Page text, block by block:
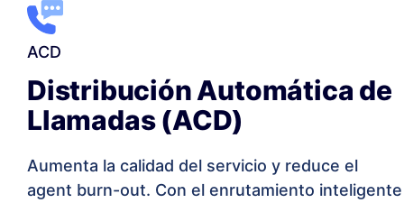
ACD
Distribución Automática de
Llamadas (ACD)
Aumenta la calidad del servicio y reduce el
agent burn-out. Con el enrutamiento inteligente